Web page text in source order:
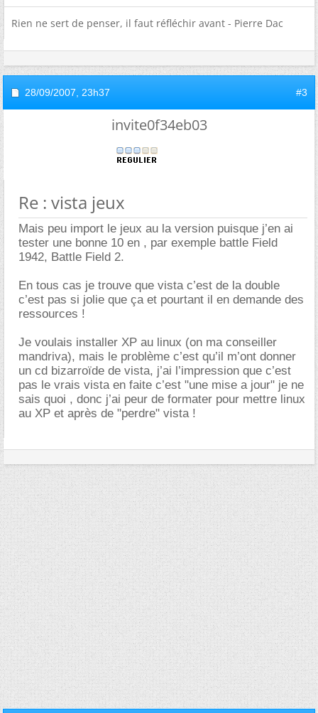
Rien ne sert de penser, il faut réfléchir avant - Pierre Dac
28/09/2007, 23h37 #3
invite0f34eb03
Re : vista jeux
Mais peu import le jeux au la version puisque j’en ai
tester une bonne 10 en , par exemple battle Field
1942, Battle Field 2.
En tous cas je trouve que vista c’est de la double
c’est pas si jolie que ça et pourtant il en demande des
ressources !
Je voulais installer XP au linux (on ma conseiller
mandriva), mais le problème c’est qu’il m’ont donner
un cd bizarroïde de vista, j’ai l’impression que c’est
pas le vrais vista en faite c’est "une mise a jour" je ne
sais quoi , donc j’ai peur de formater pour mettre linux
au XP et après de "perdre" vista !